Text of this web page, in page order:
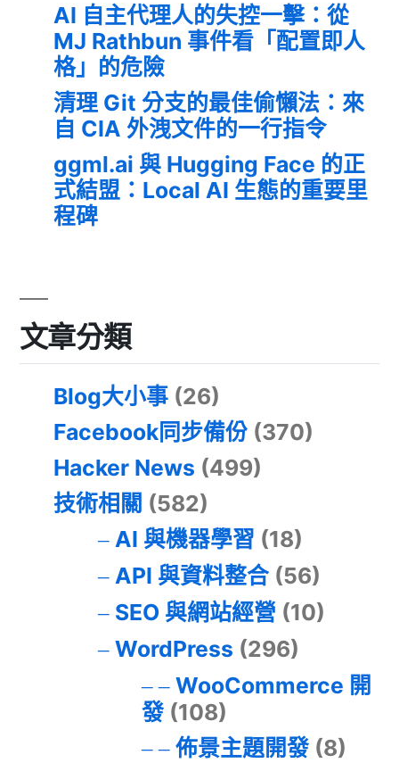
AI 自主代理人的失控一擊：從
MJ Rathbun 事件看「配置即人
格」的危險
清理 Git 分支的最佳偷懶法：來
自 CIA 外洩文件的一行指令
ggml.ai 與 Hugging Face 的正
式結盟：Local AI 生態的重要里
程碑
文章分類
Blog大小事 (26)
Facebook同步備份 (370)
Hacker News (499)
技術相關 (582)
AI 與機器學習 (18)
API 與資料整合(56)
SEO 與網站經營 (10)
WordPress (296)
WooCommerce 開
發(108)
佈景主題開發(8)